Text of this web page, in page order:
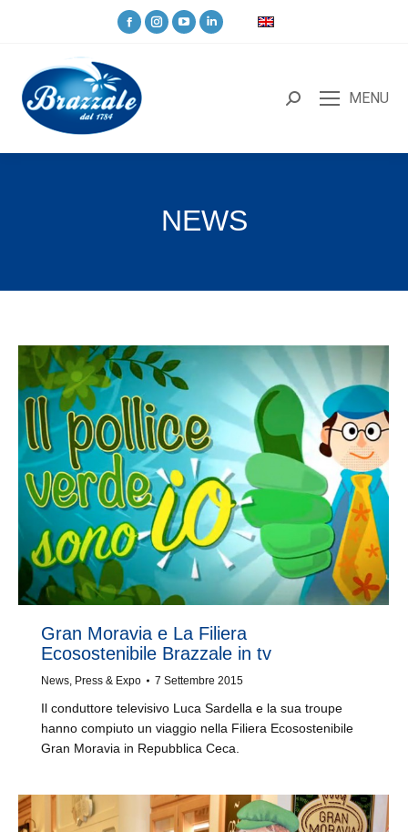
MENU
NEWS
Gran Moravia e La Filiera
Ecosostenibile Brazzale in tv
News, Press & Expo 7 Settembre 2015
Il conduttore televisivo Luca Sardella e la sua troupe
hanno compiuto un viaggio nella Filiera Ecosostenibile
Gran Moravia in Repubblica Ceca.